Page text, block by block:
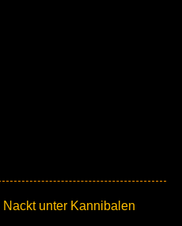
Nackt unter Kannibalen